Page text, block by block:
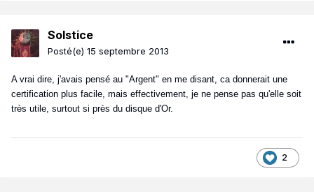
Solstice
Posté(e) 15 septembre 2013
A vrai dire, j'avais pensé au "Argent" en me disant, ca donnerait une
certification plus facile, mais effectivement, je ne pense pas qu'elle soit
très utile, surtout si près du disque d'Or.
2